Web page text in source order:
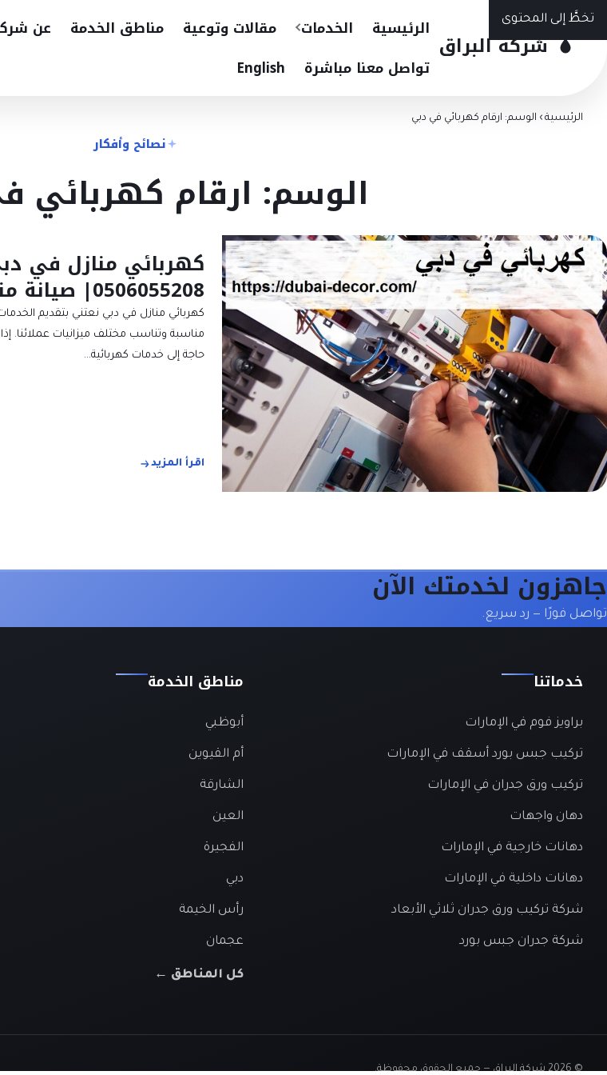
تخطَّ إلى المحتوى
شركة البراق
الرئيسية الخدمات مقالات وتوعية مناطق الخدمة
عن
تواصل معنا مباشرة
English
الرئيسية › الوسم: ارقام كهربائي في دبي
نصائح وأفكار
الوسم: ارقام كهربائي
كهربائي منازل في
0506055208| صيانة منازل
كهربائي منازل في دبي نعتني بتقديم
مناسبة وتناسب مختلف ميزانيات عملائنا.
حاجة إلى خدمات كهربائية…
اقرأ المزيد
جاهزون لخدمتك الآن
تواصل فورًا — رد سريع.
خدماتنا
براويز فوم في الإمارات
تركيب جبس بورد أسقف في الإمارات
تركيب ورق جدران في الإمارات
دهان واجهات
دهانات خارجية في الإمارات
دهانات داخلية في الإمارات
شركة تركيب ورق جدران ثلاثي الأبعاد
شركة جدران جبس بورد
مناطق الخدمة
أبوظبي
أم القيوين
الشارقة
العين
الفجيرة
دبي
رأس الخيمة
عجمان
كل المناطق ←
© 2026 شركة البراق — جميع الحقوق محفوظة.